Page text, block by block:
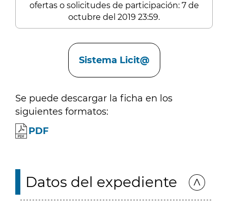
ofertas o solicitudes de participación: 7 de
octubre del 2019 23:59.
Sistema Licit@
Se puede descargar la ficha en los
siguientes formatos:
PDF
Datos del expediente